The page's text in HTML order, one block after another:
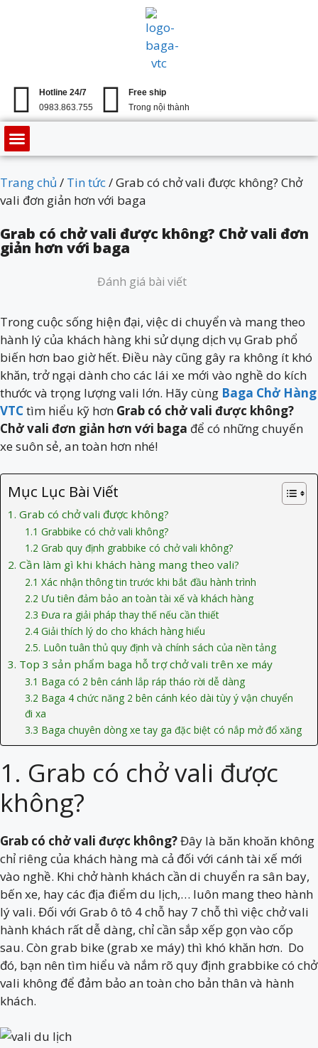
Hotline 24/7
0983.863.755
Free ship
Trong nội thành
Trang chủ / Tin tức/ Grab có chở vali được không? Chở
vali đơn giản hơn với baga
Grab có chở vali được không? Chở vali đơn
giản hơn với baga
Đánh giá bài viết
Trong cuộc sống hiện đại, việc di chuyển và mang theo
hành lý của khách hàng khi sử dụng dịch vụ Grab phổ
biến hơn bao giờ hết. Điều này cũng gây ra không ít khó
khăn, trở ngại dành cho các lái xe mới vào nghề do kích
thước và trọng lượng vali lớn. Hãy cùng Baga Chở Hàng
VTCtìm hiểu kỹ hơn Grab có chở vali được không?
Chở vali đơn giản hơn với baga để có những chuyến
xe suôn sẻ, an toàn hơn nhé!
Mục Lục Bài Viết
1. Grab có chở vali được không?
1.1 Grabbike có chở vali không?
1.2 Grab quy định grabbike có chở vali không?
2. Cần làm gì khi khách hàng mang theo vali?
2.1 Xác nhận thông tin trước khi bắt đầu hành trình
2.2 Ưu tiên đảm bảo an toàn tài xế và khách hàng
2.3 Đưa ra giải pháp thay thế nếu cần thiết
2.4 Giải thích lý do cho khách hàng hiểu
2.5. Luôn tuân thủ quy định và chính sách của nền tảng
3. Top 3 sản phẩm baga hỗ trợ chở vali trên xe máy
3.1 Baga có 2 bên cánh lắp ráp tháo rời dễ dàng
3.2 Baga 4 chức năng 2 bên cánh kéo dài tùy ý vận chuyển
đi xa
3.3 Baga chuyên dòng xe tay ga đặc biệt có nắp mở đổ xăng
1. Grab có chở vali được
không?
Grab có chở vali được không?Đây là băn khoăn không
chỉ riêng của khách hàng mà cả đối với cánh tài xế mới
vào nghề. Khi chở hành khách cần di chuyển ra sân bay,
bến xe, hay các địa điểm du lịch,… luôn mang theo hành
lý vali. Đối với Grab ô tô 4 chỗ hay 7 chỗ thì việc chở vali
hành khách rất dễ dàng, chỉ cần sắp xếp gọn vào cốp
sau. Còn grab bike (grab xe máy) thì khó khăn hơn. Do
đó, bạn nên tìm hiểu và nắm rõ quy định grabbike có chở
vali không để đảm bảo an toàn cho bản thân và hành
khách.